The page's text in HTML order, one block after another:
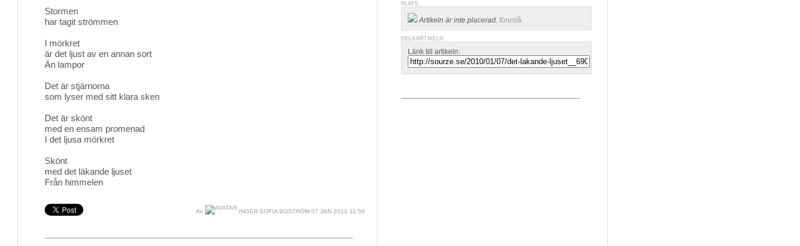
Stormen
har tagit strömmen
I mörkret
är det ljust av en annan sort
Än lampor
Det är stjärnorna
som lyser med sitt klara sken
Det är skönt
med en ensam promenad
I det ljusa mörkret
Skönt
med det läkande ljuset
Från himmelen
AV INGER-SOFIA BOSTRÖM 07 JAN 2010 11:59
PLATS
Artikeln är inte placerad. föreslå
DELA ARTIKELN
Länk till artikeln: